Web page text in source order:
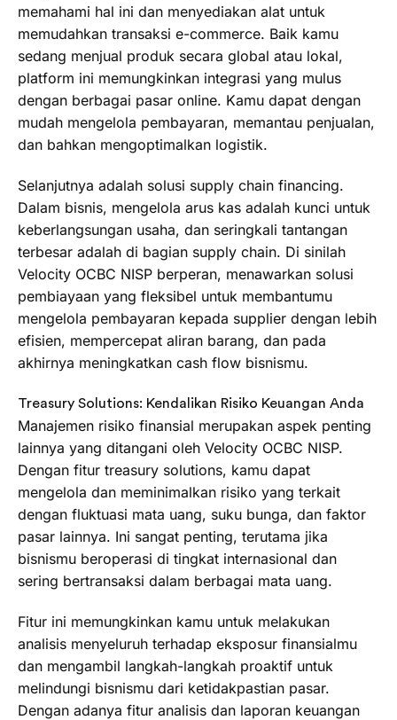
memahami hal ini dan menyediakan alat untuk
memudahkan transaksi e-commerce. Baik kamu
sedang menjual produk secara global atau lokal,
platform ini memungkinkan integrasi yang mulus
dengan berbagai pasar online. Kamu dapat dengan
mudah mengelola pembayaran, memantau penjualan,
dan bahkan mengoptimalkan logistik.
Selanjutnya adalah solusi supply chain financing.
Dalam bisnis, mengelola arus kas adalah kunci untuk
keberlangsungan usaha, dan seringkali tantangan
terbesar adalah di bagian supply chain. Di sinilah
Velocity OCBC NISP berperan, menawarkan solusi
pembiayaan yang fleksibel untuk membantumu
mengelola pembayaran kepada supplier dengan lebih
efisien, mempercepat aliran barang, dan pada
akhirnya meningkatkan cash flow bisnismu.
Treasury Solutions: Kendalikan Risiko Keuangan Anda
Manajemen risiko finansial merupakan aspek penting
lainnya yang ditangani oleh Velocity OCBC NISP.
Dengan fitur treasury solutions, kamu dapat
mengelola dan meminimalkan risiko yang terkait
dengan fluktuasi mata uang, suku bunga, dan faktor
pasar lainnya. Ini sangat penting, terutama jika
bisnismu beroperasi di tingkat internasional dan
sering bertransaksi dalam berbagai mata uang.
Fitur ini memungkinkan kamu untuk melakukan
analisis menyeluruh terhadap eksposur finansialmu
dan mengambil langkah-langkah proaktif untuk
melindungi bisnismu dari ketidakpastian pasar.
Dengan adanya fitur analisis dan laporan keuangan